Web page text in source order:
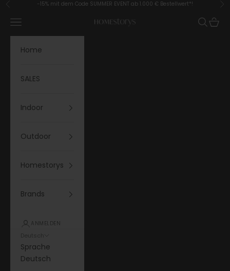
Zum Inhalt springen
Zurück -15% mit dem Code SUMMER EVENT ab 1.000 € Bestellwert*! Vor
Homestorys
Menü Suchen
Home
SALES
Indoor
Outdoor
Homestorys
Brands
ANMELDEN
Deutsch
Sprache
Deutsch